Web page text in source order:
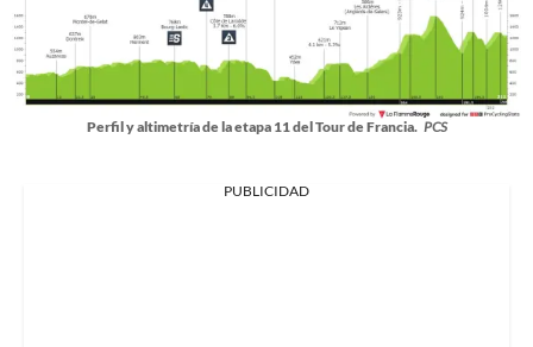
Perfil y altimetría de la etapa 11 del Tour de Francia. PCS
PUBLICIDAD